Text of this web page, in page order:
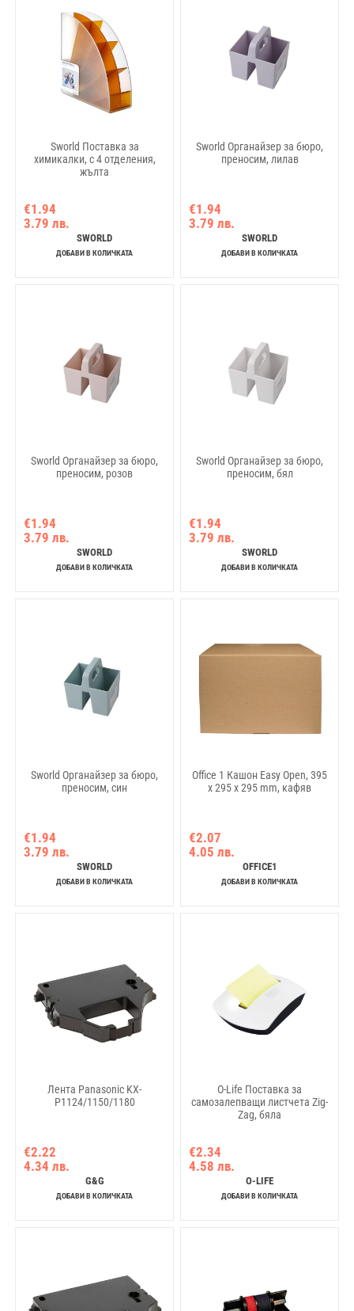
Sworld Поставка за
химикалки, с 4 отделения,
жълта
€1.94
3.79 лв.
SWORLD
ДОБАВИ В КОЛИЧКАТА
Sworld Органайзер за бюро,
преносим, лилав
€1.94
3.79 лв.
SWORLD
ДОБАВИ В КОЛИЧКАТА
Sworld Органайзер за бюро,
преносим, розов
€1.94
3.79 лв.
SWORLD
ДОБАВИ В КОЛИЧКАТА
Sworld Органайзер за бюро,
преносим, бял
€1.94
3.79 лв.
SWORLD
ДОБАВИ В КОЛИЧКАТА
Sworld Органайзер за бюро,
преносим, син
€1.94
3.79 лв.
SWORLD
ДОБАВИ В КОЛИЧКАТА
Office 1 Кашон Easy Open, 395
х 295 х 295 mm, кафяв
€2.07
4.05 лв.
OFFICE1
ДОБАВИ В КОЛИЧКАТА
Лента Panasonic KX-
P1124/1150/1180
€2.22
4.34 лв.
G&G
ДОБАВИ В КОЛИЧКАТА
O-Life Поставка за
самозалепващи листчета Zig-
Zag, бяла
€2.34
4.58 лв.
O-LIFE
ДОБАВИ В КОЛИЧКАТА